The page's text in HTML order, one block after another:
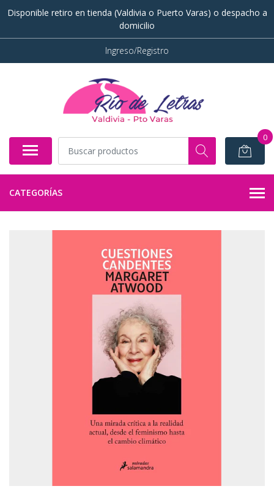
Disponible retiro en tienda (Valdivia o Puerto Varas) o despacho a
domicilio
Ingreso/Registro
0
CATEGORÍAS